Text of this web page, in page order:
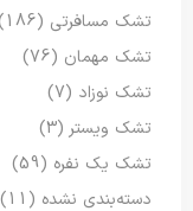
تشک مسافرتی (186)
تشک مهمان (76)
تشک نوزاد (7)
تشک ویستر (3)
تشک یک نفره (59)
دسته‌بندی نشده (11)